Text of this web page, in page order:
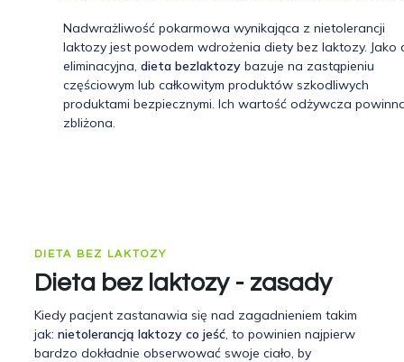
Nadwrażliwość pokarmowa wynikająca z nietolerancji
laktozy jest powodem wdrożenia diety bez laktozy. Jako
eliminacyjna, dieta bezlaktozy bazuje na zastąpieniu
częściowym lub całkowitym produktów szkodliwych
produktami bezpiecznymi. Ich wartość odżywcza
zbliżona.
DIETA BEZ LAKTOZY
Dieta bez laktozy - zasady
Kiedy pacjent zastanawia się nad zagadnieniem takim
jak: nietolerancją laktozy co jeść, to powinien najpierw
bardzo dokładnie obserwować swoje ciało, by